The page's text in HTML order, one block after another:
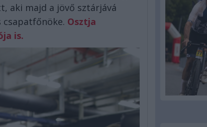
aki majd a jövő sztárjává
Osztja
is.